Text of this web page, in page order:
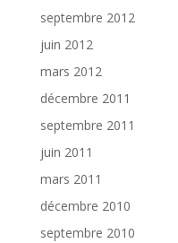
septembre 2012
juin 2012
mars 2012
décembre 2011
septembre 2011
juin 2011
mars 2011
décembre 2010
septembre 2010